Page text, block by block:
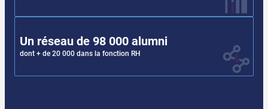
Un réseau de 98 000 alumni
dont + de 20 000 dans la fonction RH